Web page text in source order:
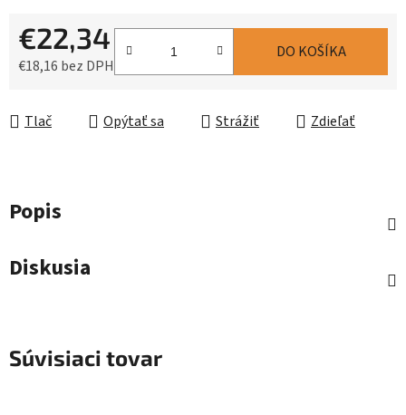
€22,34
€18,16 bez DPH
DO KOŠÍKA
Tlač Opýtať sa Strážiť Zdieľať
Popis
Diskusia
Súvisiaci tovar